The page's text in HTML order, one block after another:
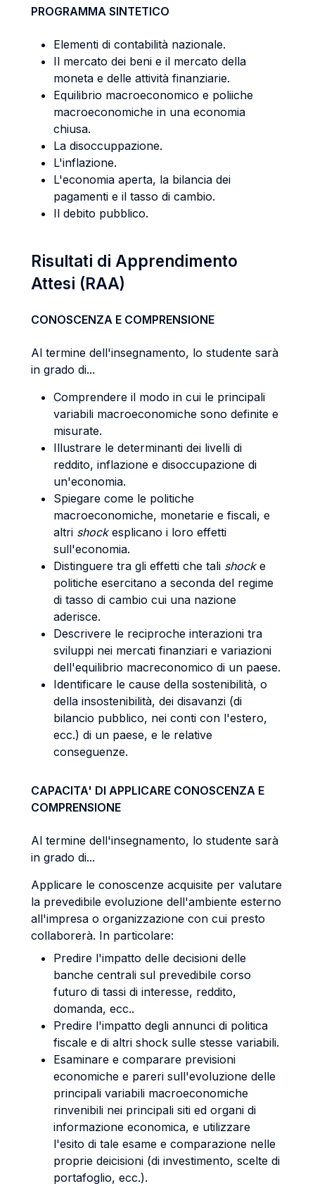
PROGRAMMA SINTETICO
Elementi di contabilità nazionale.
Il mercato dei beni e il mercato della
moneta e delle attività finanziarie.
Equilibrio macroeconomico e poliiche
macroeconomiche in una economia
chiusa.
La disoccuppazione.
L'inflazione.
L'economia aperta, la bilancia dei
pagamenti e il tasso di cambio.
Il debito pubblico.
Risultati di Apprendimento
Attesi (RAA)
CONOSCENZA E COMPRENSIONE
Al termine dell'insegnamento, lo studente sarà
in grado di...
Comprendere il modo in cui le principali
variabili macroeconomiche sono definite e
misurate.
Illustrare le determinanti dei livelli di
reddito, inflazione e disoccupazione di
un'economia.
Spiegare come le politiche
macroeconomiche, monetarie e fiscali, e
altri shockesplicano i loro effetti
sull'economia.
Distinguere tra gli effetti che tali shocke
politiche esercitano a seconda del regime
di tasso di cambio cui una nazione
aderisce.
Descrivere le reciproche interazioni tra
sviluppi nei mercati finanziari e variazioni
dell'equilibrio macreconomico di un paese.
Identificare le cause della sostenibilità, o
della insostenibilità, dei disavanzi (di
bilancio pubblico, nei conti con l'estero,
ecc.) di un paese, e le relative
conseguenze.
CAPACITA' DI APPLICARE CONOSCENZA E
COMPRENSIONE
Al termine dell'insegnamento, lo studente sarà
in grado di...
Applicare le conoscenze acquisite per valutare
la prevedibile evoluzione dell'ambiente esterno
all'impresa o organizzazione con cui presto
collaborerà. In particolare:
Predire l'impatto delle decisioni delle
banche centrali sul prevedibile corso
futuro di tassi di interesse, reddito,
domanda, ecc..
Predire l'impatto degli annunci di politica
fiscale e di altri shock sulle stesse variabili.
Esaminare e comparare previsioni
economiche e pareri sull'evoluzione delle
principali variabili macroeconomiche
rinvenibili nei principali siti ed organi di
informazione economica, e utilizzare
l'esito di tale esame e comparazione nelle
proprie deicisioni (di investimento, scelte di
portafoglio, ecc.).